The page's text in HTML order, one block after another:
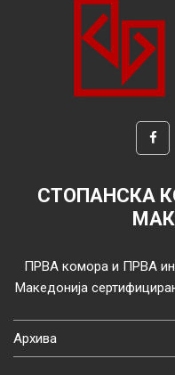
СТОПАНСКА
ПРВА комора и ПРВА
Македонија
Архива